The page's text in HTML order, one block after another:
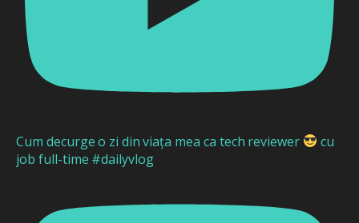
Cum decurge o zi din viața mea ca tech reviewer
cu
job full-time #dailyvlog